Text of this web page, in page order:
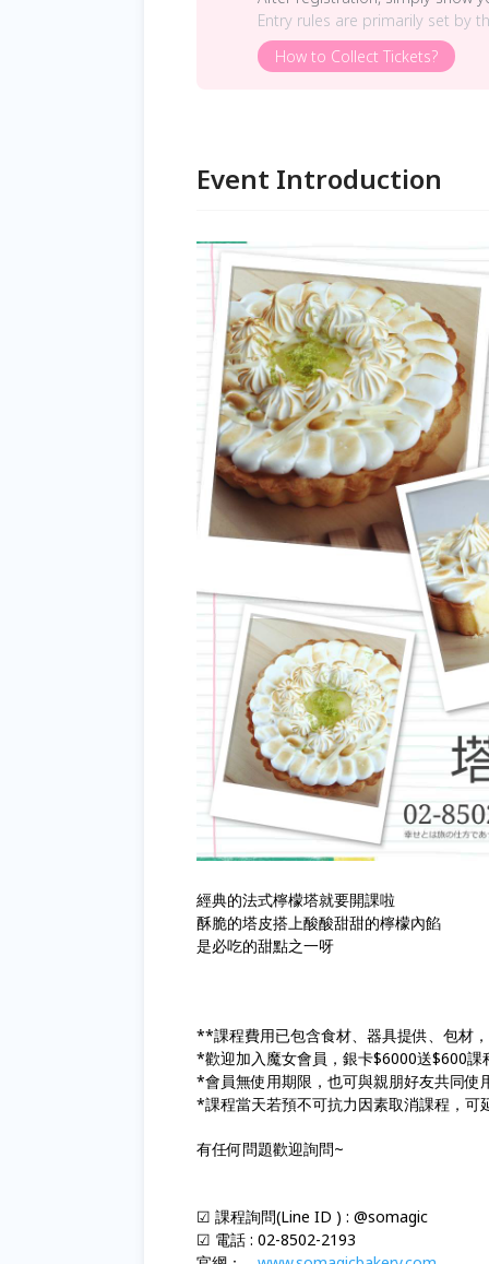
Entry rules are primarily set by
How to Collect Tickets?
Event Introduction
經典的法式檸檬塔就要開課啦
酥脆的塔皮搭上酸酸甜甜的檸檬內餡
是必吃的甜點之一呀
**課程費用已包含食材、器具提供、包材
*歡迎加入魔女會員，銀卡$6000送$600
*會員無使用期限，也可與親朋好友共同使
*課程當天若預不可抗力因素取消課程，可
有任何問題歡迎詢問~
☑ 課程詢問(Line ID ) : @somagic
☑ 電話 : 02-8502-2193